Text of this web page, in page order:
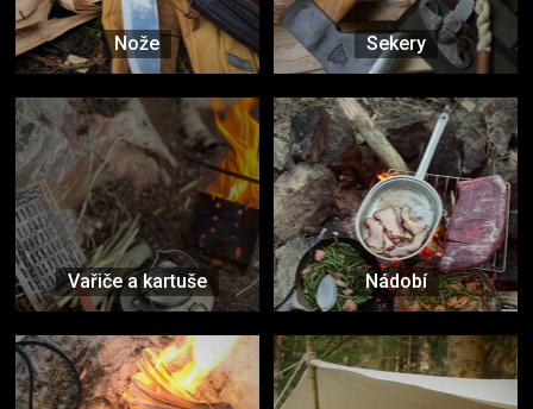
Nože Sekery
Vařiče a kartuše Nádobí